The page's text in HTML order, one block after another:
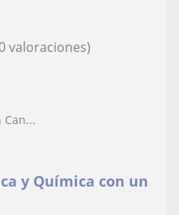
valoraciones)
Can...
y Química con un